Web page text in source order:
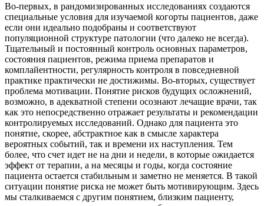
Во-первых, в рандомизированных исследованиях создаются
специальные условия для изучаемой когорты пациентов, даже
если они идеально подобраны и соответствуют
популяционной структуре патологии (что далеко не всегда).
Тщательный и постоянный контроль основных параметров,
состояния пациентов, режима приема препаратов и
комплайентности, регулярность контроля в повседневной
практике практически не достижимы. Во-вторых, существует
проблема мотивации. Понятие рисков будущих осложнений,
возможно, в адекватной степени осознают лечащие врачи, так
как это непосредственно отражает результаты и рекомендации
контролируемых исследований. Однако для пациента это
понятие, скорее, абстрактное как в смысле характера
вероятных событий, так и времени их наступления. Тем
более, что счет идет не на дни и недели, в которые ожидается
эффект от терапии, а на месяцы и годы, когда состояние
пациента остается стабильным и заметно не меняется. В такой
ситуации понятие риска не может быть мотивирующим. Здесь
мы сталкиваемся с другим понятием, близким пациенту,